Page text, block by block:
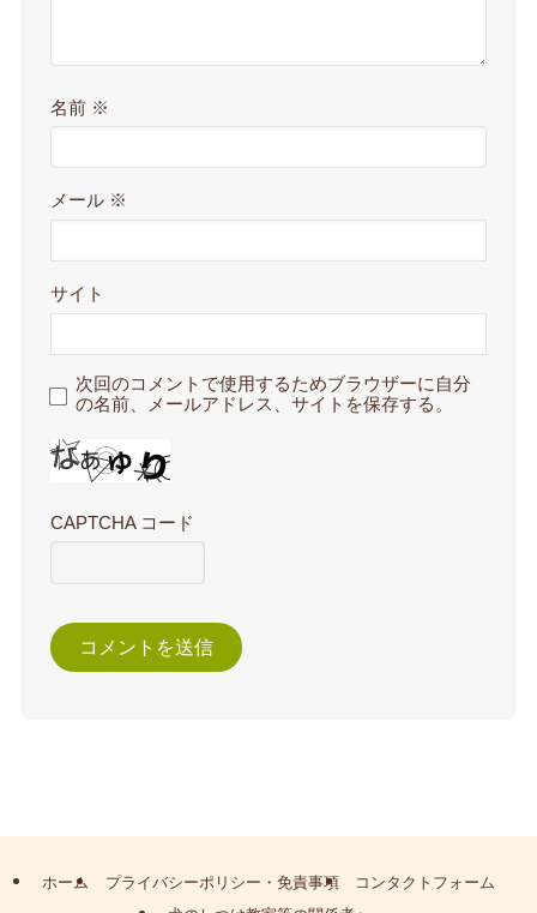
名前 ※
メール ※
サイト
次回のコメントで使用するためブラウザーに自分
の名前、メールアドレス、サイトを保存する。
CAPTCHA コード
ホーム プライバシーポリシー・免責事項
コンタクトフォーム